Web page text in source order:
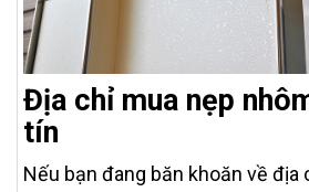
Địa chỉ mua nẹp
tín
Nếu bạn đang băn khoăn về địa